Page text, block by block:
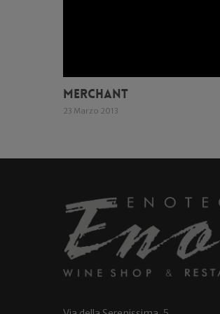
Merchant
23 Marzo 2013